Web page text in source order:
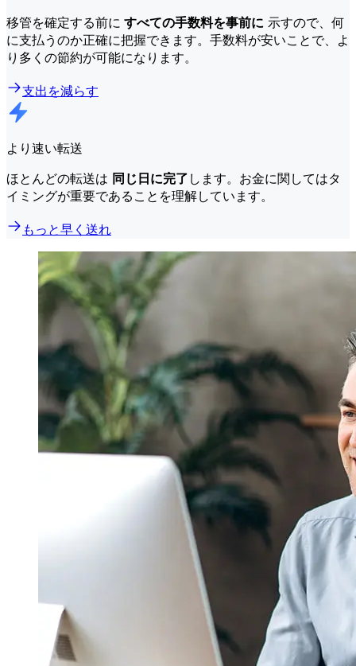
移管を確定する前に すべての手数料を事前に 示すので、何
に支払うのか正確に把握できます。手数料が安いことで、よ
り多くの節約が可能になります。
支出を減らす
より速い転送
ほとんどの転送は 同じ日に完了 します。お金に関してはタ
イミングが重要であることを理解しています。
もっと早く送れ